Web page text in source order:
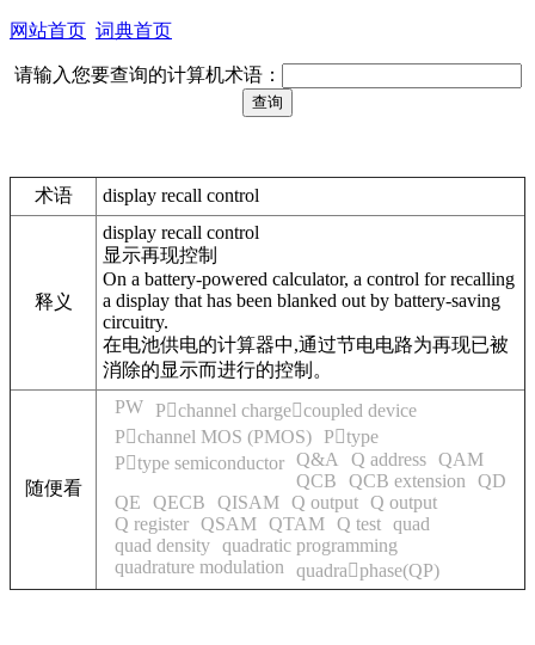
网站首页 词典首页
请输入您要查询的计算机术语：
术语 display recall control
释义
display recall control
显示再现控制
On a battery-powered calculator, a control for recalling
a display that has been blanked out by battery-saving
circuitry.
在电池供电的计算器中,通过节电电路为再现已被
消除的显示而进行的控制。
随便看
PW
Pchannel chargecoupled device
Pchannel MOS (PMOS)
Ptype
Ptype semiconductor Q&A Q address QAM
QCB
QCB extension
QD
QE
QECB QISAM Q output Q output
Q register QSAM QTAM Q test quad
quad density quadratic programming
quadrature modulation
quadraphase(QP)